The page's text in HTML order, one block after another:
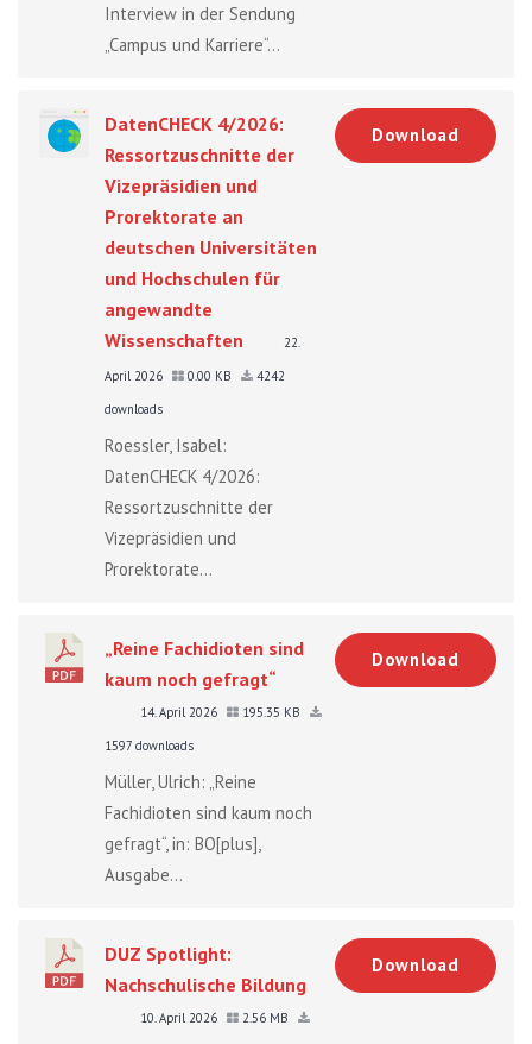
Interview in der Sendung
„Campus und Karriere“...
DatenCHECK 4/2026:
Ressortzuschnitte der
Vizepräsidien und
Prorektorate an
deutschen Universitäten
und Hochschulen für
angewandte
Wissenschaften
22.
April 2026
0.00 KB
4242
downloads
Roessler, Isabel:
DatenCHECK 4/2026:
Ressortzuschnitte der
Vizepräsidien und
Prorektorate...
Download
„Reine Fachidioten sind
kaum noch gefragt“
14. April 2026
195.35 KB
1597 downloads
Müller, Ulrich: „Reine
Fachidioten sind kaum noch
gefragt“, in: BO[plus],
Ausgabe...
Download
DUZ Spotlight:
Nachschulische Bildung
10. April 2026
2.56 MB
Download